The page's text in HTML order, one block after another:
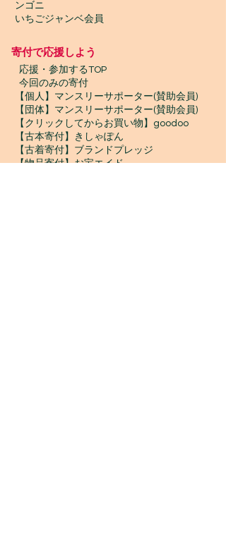
ンゴニ
いちごジャンベ会員
寄付で応援しよう
応援・参加するTOP
今回のみの寄付
【個人】マンスリーサポーター(賛助会員)
【団体】マンスリーサポーター(賛助会員)
【クリックしてからお買い物】goodoo
【古本寄付】きしゃぽん
【古着寄付】ブランドプレッジ
【物品寄付】お宝エイド